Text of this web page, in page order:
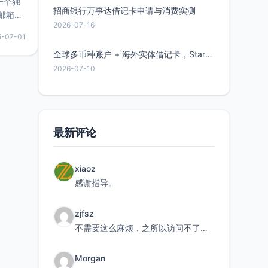
箱等
较有
惠的
07-01
招商银行万事达借记卡申请与消费实测
2026-07-16
全球多币种账户 + 海外实体借记卡，Starryblu开户教程与注意事项
2026-07-10
最新评论
xiaoz
感谢指导。
zjfsz
不需要这么麻烦，之所以访问不了，是由于非对称路由的问题，在爱快主路由添加一条静态路由192.168.
Morgan